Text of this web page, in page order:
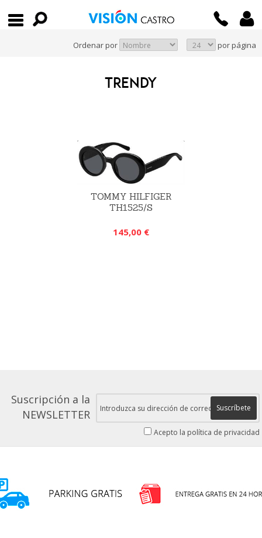
Ordenar por por página
TRENDY
TOMMY HILFIGER
TH1525/S
145,00 €
Suscripción a la
NEWSLETTER
Suscríbete
Acepto la política de privacidad